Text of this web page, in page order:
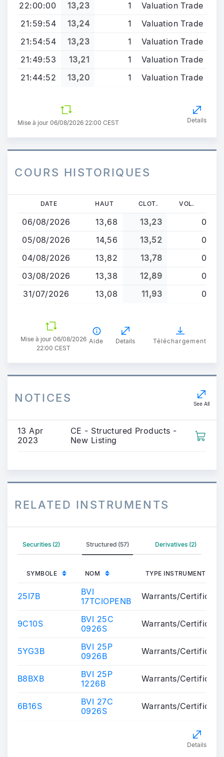
22:00:00 13,23 1
Valuation Trade
21:59:54
13,24 1
Valuation Trade
21:54:54
13,23 1
Valuation Trade
21:49:53
13,21 1
Valuation Trade
21:44:52
13,20 1 Valuation Trade
Mise à jour 06/08/2026 22:00 CEST Details
COURS HISTORIQUES
contenu
principal
DATE HAUT CLOT. VOL.
06/08/2026 13,68 13,23
0
05/08/2026
14,56 13,52
0
04/08/2026
13,82 13,78
0
03/08/2026
13,38 12,89
0
31/07/2026
13,08 11,93 0
Mise à jour 06/08/2026
22:00 CEST
Aide Details Téléchargement
NOTICES See All
13 Apr
2023
CE - Structured Products -
New Listing
RELATED INSTRUMENTS
Securities (2) Structured (57) Derivatives (2)
SYMBOLE NOM TYPE INSTRUMENT
25I7B
BVI
17TCIOPENB
Warrants/
9C10S
BVI 25C
0926S
Warrants/
5YG3B
BVI 25P
0926B
Warrants/
B8BXB
BVI 25P
1226B
Warrants/
6B16S
BVI 27C
0926S
Warrants/
Details